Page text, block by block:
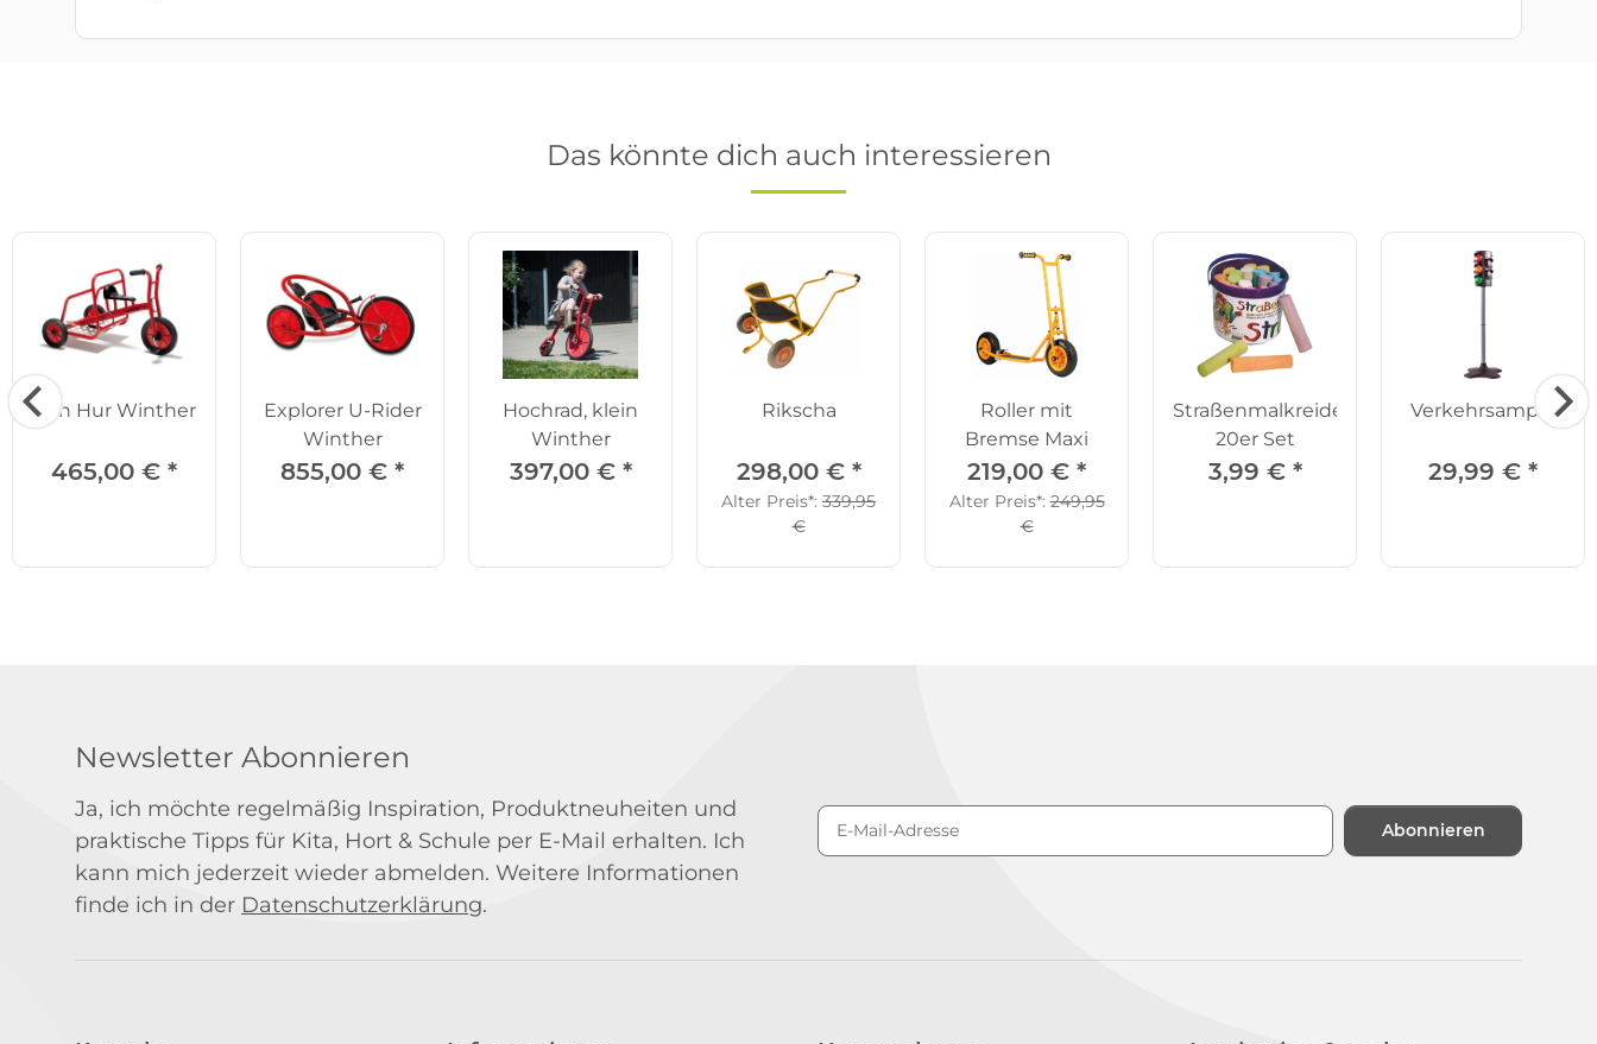
Das könnte dich auch interessieren
Ben Hur Winther
465,00 € *
Explorer U-Rider
Winther
855,00 € *
Hochrad, klein
Winther
397,00 € *
Rikscha
298,00 € *
Alter Preis*: 339,95
€
Roller mit
Bremse Maxi
219,00 € *
Alter Preis*:249,95
€
Straßenmalkreide,
20er Set
3,99 € *
Verkehrsampel
29,99 € *
Newsletter Abonnieren
Ja, ich möchte regelmäßig Inspiration, Produktneuheiten und
praktische Tipps für Kita, Hort & Schule per E-Mail erhalten. Ich
kann mich jederzeit wieder abmelden. Weitere Informationen
finde ich in der Datenschutzerklärung.
Abonnieren